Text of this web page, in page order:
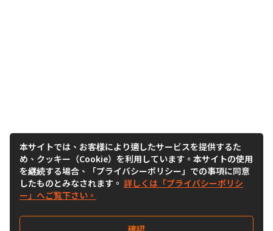
本サイトでは、お客様により適したサービスを提供するた
め、クッキー（Cookie）を利用しています。本サイトの使用
を継続する場合、「プライバシーポリシー」での事項に同意
したものとみなされます。 詳しくは「プライバシーポリシ
ー」へご覧下さい。
確認